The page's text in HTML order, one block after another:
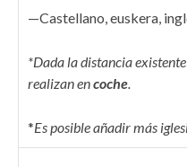
—Castellano, euskera,
*Dada la distancia
realizan encoche.
*Es posible añadir más